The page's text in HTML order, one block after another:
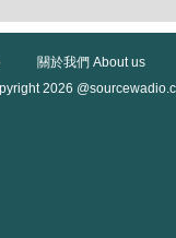
關於我們 About us
2026